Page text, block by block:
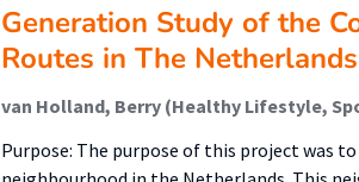
Generation Study of the
Routes in The Netherlands
Purpose: The purpose of this project was